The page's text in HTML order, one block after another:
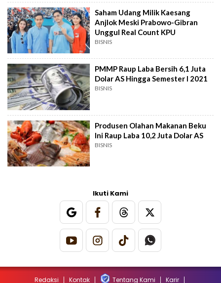
Saham Udang Milik Kaesang
Anjlok Meski Prabowo-Gibran
Unggul Real Count KPU
BISNIS
PMMP Raup Laba Bersih 6,1 Juta
Dolar AS Hingga Semester I 2021
BISNIS
Produsen Olahan Makanan Beku
Ini Raup Laba 10,2 Juta Dolar AS
BISNIS
Ikuti Kami
Redaksi Kontak Tentang Kami Karir